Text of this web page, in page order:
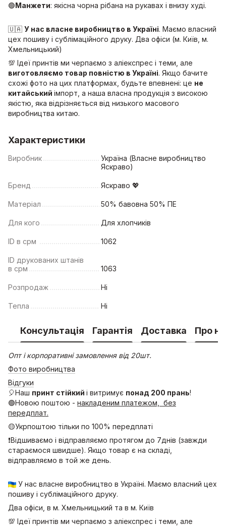
🟢Манжети: якісна чорна рібана на рукавах і внизу худі.
🇺🇦 У нас власне виробництво в Україні. Маємо власний
цех пошиву і сублімаційного друку. Два офіси (м. Київ, м.
Хмельницький)
💯 Ідеї принтів ми черпаємо з аліекспрес і теми, але
виготовляємо товар повністю в Україні. Якщо бачите
схожі фото на цих платформах, будьте впевнені: це не
китайський імпорт, а наша власна продукція з високою
якістю, яка відрізняється від низького масового
виробництва китаю.
Характеристики
Виробник
Україна (Власне виробництво
Яскраво)
Бренд Яскраво 💖
Матеріал 50% бавовна 50% ПЕ
Для кого Для хлопчиків
ID в срм 1062
ID друкованих штанів
в срм
1063
Розпродаж Ні
Тепла Ні
Консультація Гарантія Доставка Про
Опт і корпоративні замовлення від 20шт.
Фото виробництва
Відгуки
🎈Наш принт стійкий і витримує понад 200 прань!
🟢Новою поштою - накладеним платежом, без
передплат.
🟡Укрпоштою тільки по 100% передплаті
❗Відшиваємо і відправляємо протягом до 7днів (завжди
стараємося швидше). Якщо товар є на складі,
відправляємо в той же день.
У нас власне виробництво в Україні. Маємо власний цех
пошиву і сублімаційного друку.
Два офіси, в м. Хмельницький та в м. Київ
💯 Ідеї принтів ми черпаємо з аліекспрес і теми, але